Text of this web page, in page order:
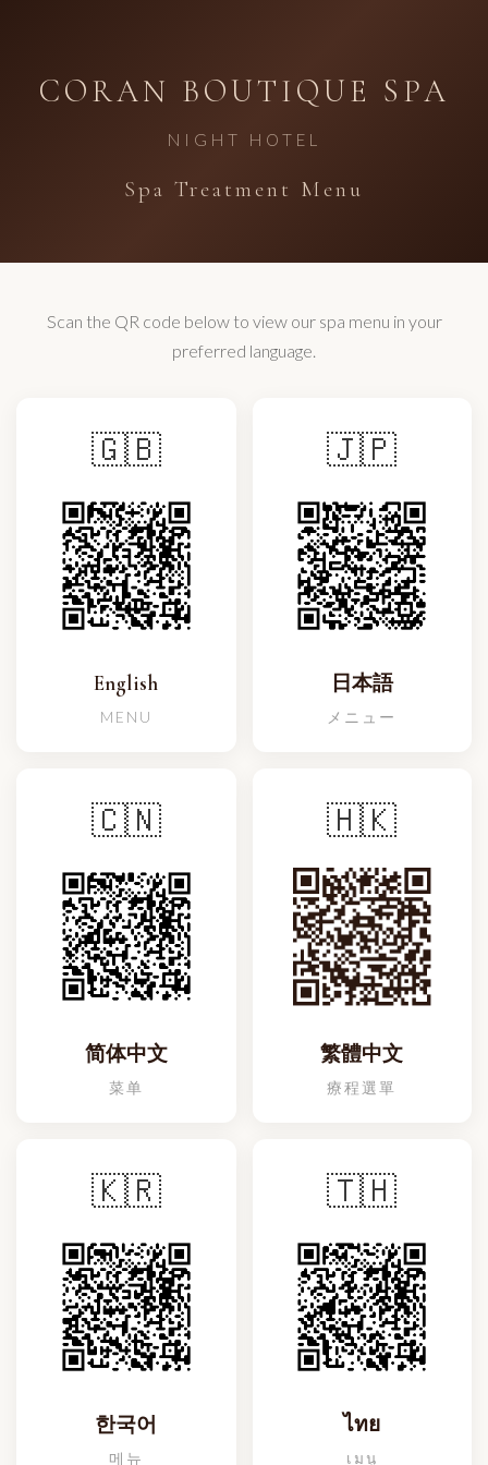
CORAN BOUTIQUE SPA
NIGHT HOTEL
Spa Treatment Menu
Scan the QR code below to view our spa menu in your
preferred language.
🇬🇧
English
MENU
🇯🇵
日本語
メニュー
🇨🇳
简体中文
菜单
🇭🇰
繁體中文
療程選單
🇰🇷
한국어
메뉴
🇹🇭
ไทย
เมนู